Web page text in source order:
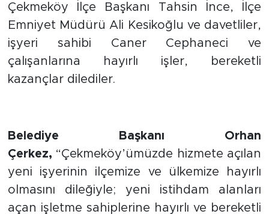
Çekmeköy İlçe Başkanı Tahsin İnce, İlçe
Emniyet Müdürü Ali Kesikoğlu ve davetliler,
işyeri sahibi Caner Cephaneci ve
çalışanlarına hayırlı işler, bereketli
kazançlar dilediler.
Belediye Başkanı Orhan
Çerkez, “Çekmeköy’ümüzde hizmete açılan
yeni işyerinin ilçemize ve ülkemize hayırlı
olmasını dileğiyle; yeni istihdam alanları
açan işletme sahiplerine hayırlı ve bereketli